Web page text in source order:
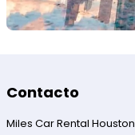
Contacto
Miles Car Rental Houston